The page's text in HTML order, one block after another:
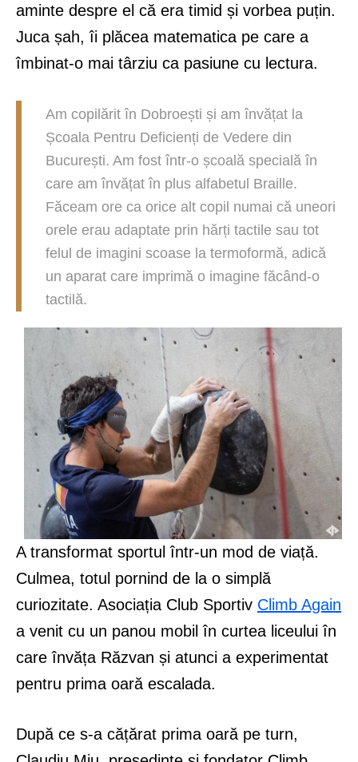
aminte despre el că era timid și vorbea puțin.
Juca șah, îi plăcea matematica pe care a
îmbinat-o mai târziu ca pasiune cu lectura.
Am copilărit în Dobroești și am învățat la
Școala Pentru Deficienți de Vedere din
București. Am fost într-o școală specială în
care am învățat în plus alfabetul Braille.
Făceam ore ca orice alt copil numai că uneori
orele erau adaptate prin hărți tactile sau tot
felul de imagini scoase la termoformă, adică
un aparat care imprimă o imagine făcând-o
tactilă.
A transformat sportul într-un mod de viață.
Culmea, totul pornind de la o simplă
curiozitate. Asociația Club Sportiv Climb Again
a venit cu un panou mobil în curtea liceului în
care învăța Răzvan și atunci a experimentat
pentru prima oară escalada.
După ce s-a cățărat prima oară pe turn,